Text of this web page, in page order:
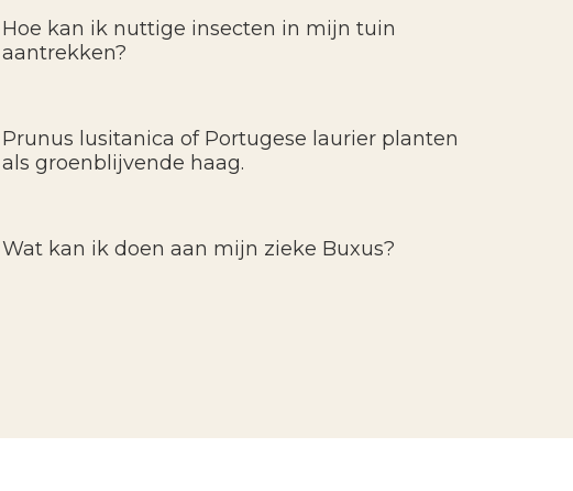
Hoe kan ik nuttige insecten in mijn tuin
aantrekken?
Prunus lusitanica of Portugese laurier planten
als groenblijvende haag.
Wat kan ik doen aan mijn zieke Buxus?